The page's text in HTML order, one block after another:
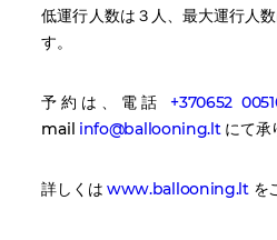
低運行人数は３人、最大運行人
す。
予約は、電話 +370652
mail info@ballooning.ltにて承
詳しくは www.ballooning.ltを